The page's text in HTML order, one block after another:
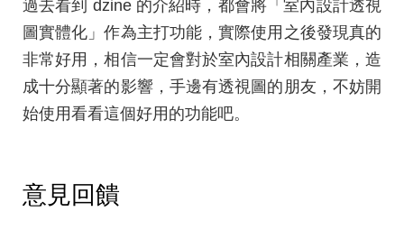
過去看到 dzine 的介紹時，都會將「室內設計透視
圖實體化」作為主打功能，實際使用之後發現真的
非常好用，相信一定會對於室內設計相關產業，造
成十分顯著的影響，手邊有透視圖的朋友，不妨開
始使用看看這個好用的功能吧。
意見回饋